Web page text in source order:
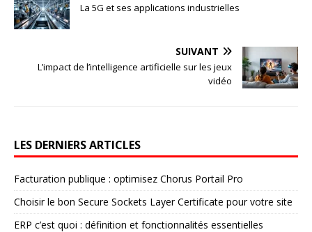
La 5G et ses applications industrielles
SUIVANT
L’impact de l’intelligence artificielle sur les jeux
vidéo
LES DERNIERS ARTICLES
Facturation publique : optimisez Chorus Portail Pro
Choisir le bon Secure Sockets Layer Certificate pour votre site
ERP c’est quoi : définition et fonctionnalités essentielles